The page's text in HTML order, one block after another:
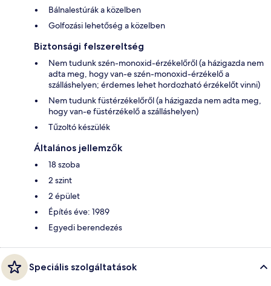
Bálnalestúrák a közelben
Golfozási lehetőség a közelben
Biztonsági felszereltség
Nem tudunk szén-monoxid-érzékelőről (a házigazda nem
adta meg, hogy van-e szén-monoxid-érzékelő a
szálláshelyen; érdemes lehet hordozható érzékelőt vinni)
Nem tudunk füstérzékelőről (a házigazda nem adta meg,
hogy van-e füstérzékelő a szálláshelyen)
Tűzoltó készülék
Általános jellemzők
18 szoba
2 szint
2 épület
Építés éve: 1989
Egyedi berendezés
Speciális szolgáltatások